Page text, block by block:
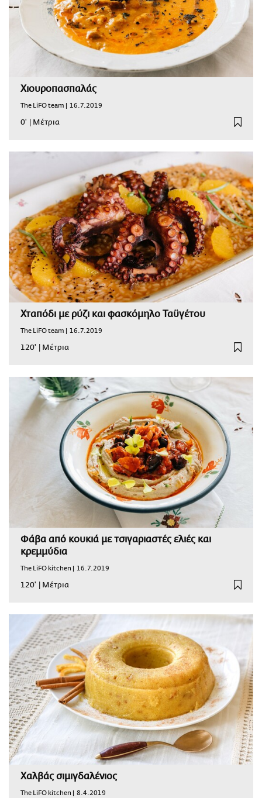
Χιουροπασπαλάς
The LiFO team | 16.7.2019
0' Μέτρια
Χταπόδι με ρύζι και φασκόμηλο Ταϋγέτου
The LiFO team | 16.7.2019
120' Μέτρια
Φάβα από κουκιά με τσιγαριαστές ελιές και
κρεμμύδια
The LiFO kitchen | 16.7.2019
120' | Μέτρια
Χαλβάς σιμιγδαλένιος
The LiFO kitchen | 8.4.2019